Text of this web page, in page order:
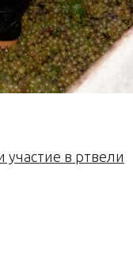
в ртвели